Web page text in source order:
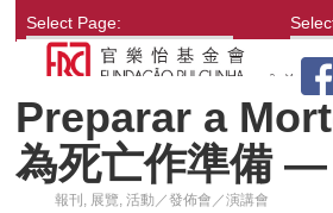
Select Page:
Preparar a
為死亡作準備
報刊 , 展覽,活動／發佈會／演講會